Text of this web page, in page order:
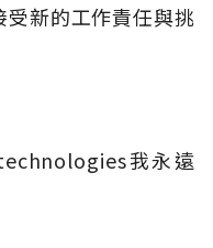
新的工作責任與挑
我永遠